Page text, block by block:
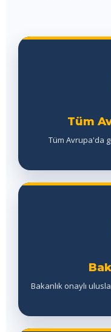
Tüm
Tüm Avrupa'da
Bakanlık onaylı